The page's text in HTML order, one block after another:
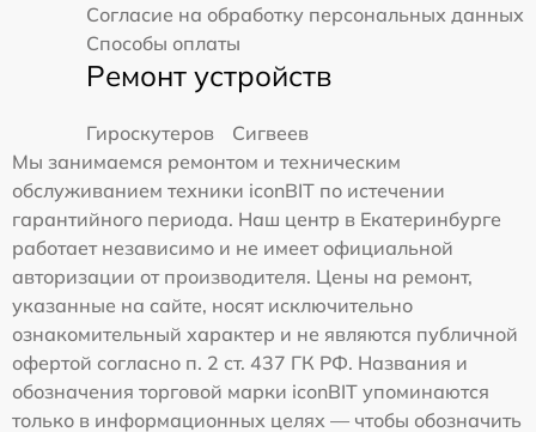
Согласие на обработку персональных данных
Способы оплаты
Ремонт устройств
Гироскутеров
Сигвеев
Мы занимаемся ремонтом и техническим
обслуживанием техники iconBIT по истечении
гарантийного периода. Наш центр в Екатеринбурге
работает независимо и не имеет официальной
авторизации от производителя. Цены на ремонт,
указанные на сайте, носят исключительно
ознакомительный характер и не являются публичной
офертой согласно п. 2 ст. 437 ГК РФ. Названия и
обозначения торговой марки iconBIT упоминаются
только в информационных целях — чтобы обозначить